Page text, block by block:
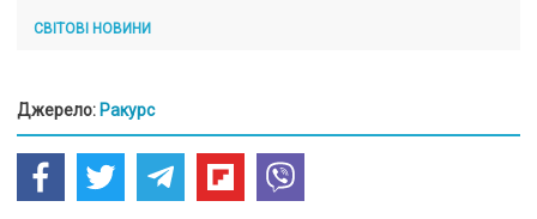
СВІТОВІ НОВИНИ
Джерело: Ракурс